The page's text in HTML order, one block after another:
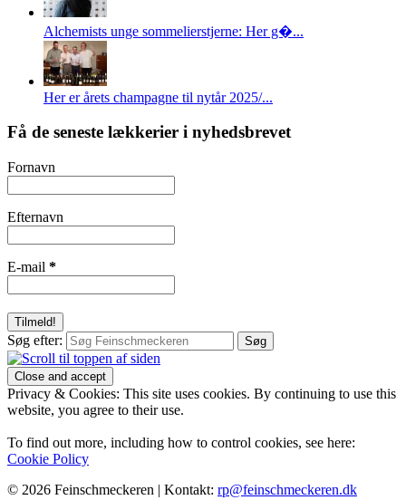
Alchemists unge sommelierstjerne: Her g�...
Her er årets champagne til nytår 2025/...
Få de seneste lækkerier i nyhedsbrevet
Fornavn
Efternavn
E-mail *
Søg efter:
Privacy & Cookies: This site uses cookies. By continuing to use this
website, you agree to their use.
To find out more, including how to control cookies, see here:
Cookie Policy
© 2026 Feinschmeckeren | Kontakt: rp@feinschmeckeren.dk